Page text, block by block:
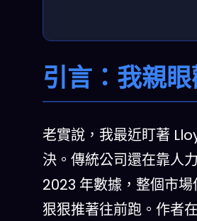
引言：我親
老實說，我最近盯著
決。傳統公司還在靠人
2023 年數據，整個市
狠狠推著往前跑。作者